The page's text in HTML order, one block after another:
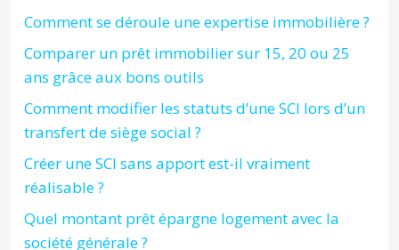
Comment se déroule une expertise immobilière ?
Comparer un prêt immobilier sur 15, 20 ou 25
ans grâce aux bons outils
Comment modifier les statuts d’une SCI lors d’un
transfert de siège social ?
Créer une SCI sans apport est-il vraiment
réalisable ?
Quel montant prêt épargne logement avec la
société générale ?